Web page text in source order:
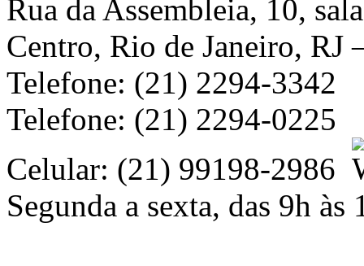
Rua da Assembleia, 10,
Centro, Rio de Janeiro, RJ
Telefone: (21) 2294-3342
Telefone: (21) 2294-0225
Celular: (21) 99198-2986
Segunda a sexta, das 9h às